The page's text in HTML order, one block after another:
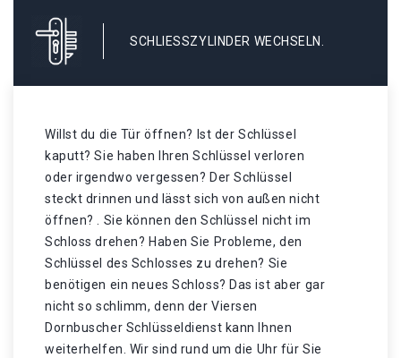
SCHLIESSZYLINDER WECHSELN.
Willst du die Tür öffnen? Ist der Schlüssel
kaputt? Sie haben Ihren Schlüssel verloren
oder irgendwo vergessen? Der Schlüssel
steckt drinnen und lässt sich von außen nicht
öffnen? . Sie können den Schlüssel nicht im
Schloss drehen? Haben Sie Probleme, den
Schlüssel des Schlosses zu drehen? Sie
benötigen ein neues Schloss? Das ist aber gar
nicht so schlimm, denn der Viersen
Dornbuscher Schlüsseldienst kann Ihnen
weiterhelfen. Wir sind rund um die Uhr für Sie